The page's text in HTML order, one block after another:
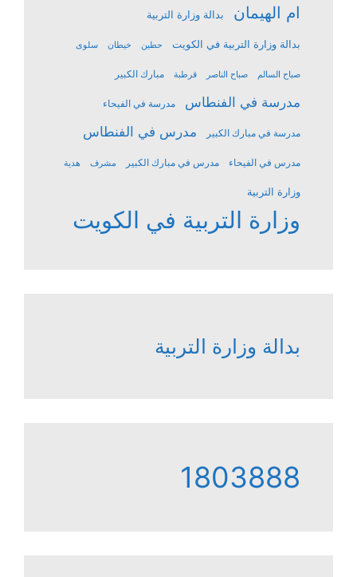
ام الهيمان بدالة وزارة التربية
بدالة وزارة التربية في الكويت حطين خيطان سلوى
صباح السالم صباح الناصر قرطبة مبارك الكبير
مدرسة في الفنطاس مدرسة في الفيحاء
مدرسة في مبارك الكبير مدرس في الفنطاس
مدرس في الفيحاء مدرس في مبارك الكبير مشرف هدية
وزارة التربية
وزارة التربية في الكويت
بدالة وزارة التربية
1803888